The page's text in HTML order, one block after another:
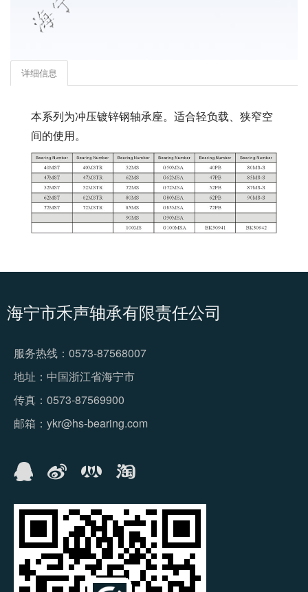
详细信息
本系列为冲压镀锌钢轴承座。适合轻负载、狭窄空
间的使用。
海宁市禾声轴承有限责任公司
服务热线：0573-87568007
地址：中国浙江省海宁市
传真：0573-87569900
邮箱：ykr@hs-bearing.com